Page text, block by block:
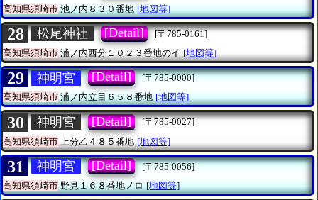
高知県須崎市池ノ内８３０番地 [地図等]
28 松尾神社 [Detail]
[〒785-0161]
高知県須崎市 浦ノ内西分１０２３番地のイ [地図等]
29 神明宮 [Detail]
[〒785-0000]
高知県須崎市浦ノ内立目６５８番地 [地図等]
30 神明宮 [Detail]
[〒785-0027]
高知県須崎市 上分乙４８５番地 [地図等]
31 神明宮 [Detail]
[〒785-0056]
高知県須崎市野見１６８番地ノロ [地図等]